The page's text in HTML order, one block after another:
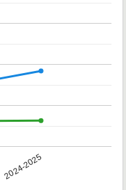
2024-2025